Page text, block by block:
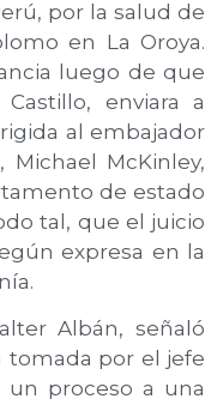
por la salud de
en La Oroya.
luego de que
enviara a
al embajador
McKinley,
de estado
tal, que el juicio
expresa en la
Albán, señaló
tomada por el jefe
proceso a una